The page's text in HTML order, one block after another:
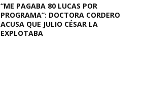
“ME PAGABA 80 LUCAS POR
PROGRAMA”: DOCTORA CORDERO
ACUSA QUE JULIO CÉSAR LA
EXPLOTABA